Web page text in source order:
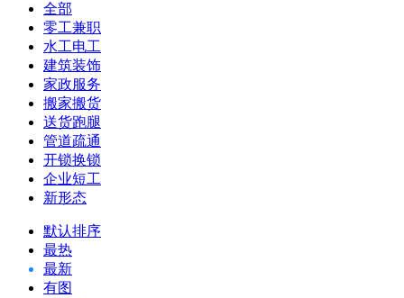
全部
零工兼职
水工电工
建筑装饰
家政服务
搬家搬货
送货跑腿
管道疏通
开锁换锁
企业短工
新形态
默认排序
最热
最新
有图